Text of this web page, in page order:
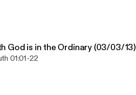
God is in the Ordinary (03/03/13)
01:01-22